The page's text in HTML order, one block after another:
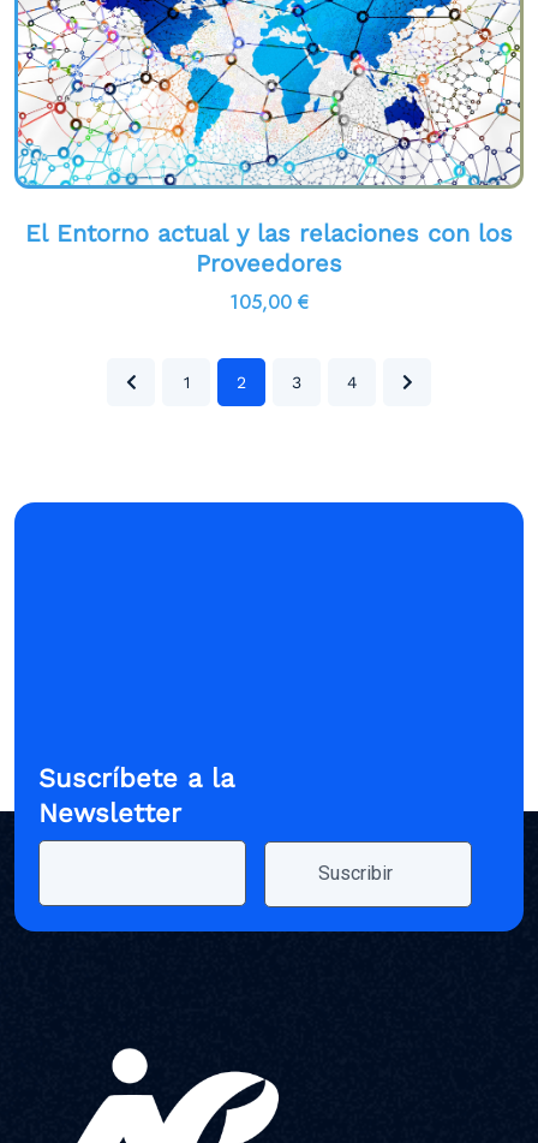
El Entorno actual y las relaciones con los
Proveedores
105,00 €
1 2 3 4
Suscríbete a la
Newsletter